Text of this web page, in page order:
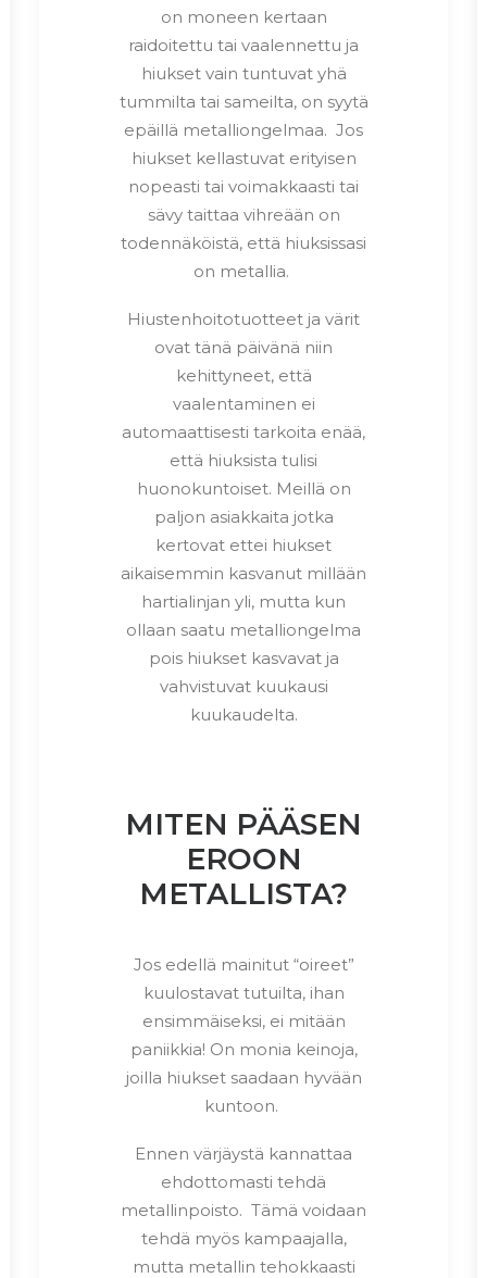
on moneen kertaan
raidoitettu tai vaalennettu ja
hiukset vain tuntuvat yhä
tummilta tai sameilta, on syytä
epäillä metalliongelmaa. Jos
hiukset kellastuvat erityisen
nopeasti tai voimakkaasti tai
sävy taittaa vihreään on
todennäköistä, että hiuksissasi
on metallia.
Hiustenhoitotuotteet ja värit
ovat tänä päivänä niin
kehittyneet, että
vaalentaminen ei
automaattisesti tarkoita enää,
että hiuksista tulisi
huonokuntoiset. Meillä on
paljon asiakkaita jotka
kertovat ettei hiukset
aikaisemmin kasvanut millään
hartialinjan yli, mutta kun
ollaan saatu metalliongelma
pois hiukset kasvavat ja
vahvistuvat kuukausi
kuukaudelta.
MITEN PÄÄSEN
EROON
METALLISTA?
Jos edellä mainitut “oireet”
kuulostavat tutuilta, ihan
ensimmäiseksi, ei mitään
paniikkia! On monia keinoja,
joilla hiukset saadaan hyvään
kuntoon.
Ennen värjäystä kannattaa
ehdottomasti tehdä
metallinpoisto. Tämä voidaan
tehdä myös kampaajalla,
mutta metallin tehokkaasti